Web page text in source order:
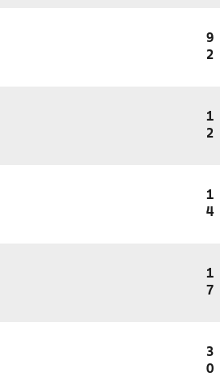
9
2
1
2
1
4
1
7
3
0